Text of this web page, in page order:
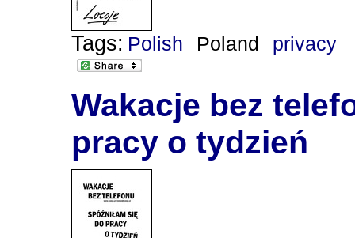
Tags: Polish Poland privacy
Wakacje bez
pracy o tydzień